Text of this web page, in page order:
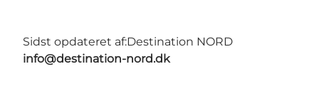
Sidst opdateret af:Destination NORD
info@destination-nord.dk